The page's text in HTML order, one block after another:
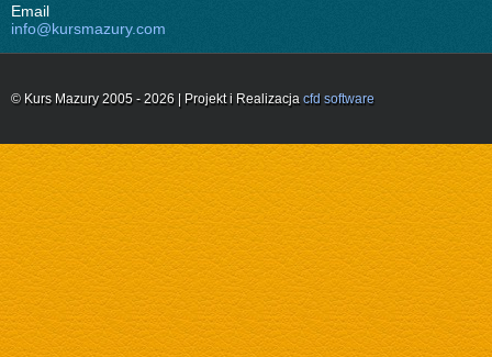
Email
info@kursmazury.com
© Kurs Mazury 2005 - 2026 | Projekt i Realizacja cfd software